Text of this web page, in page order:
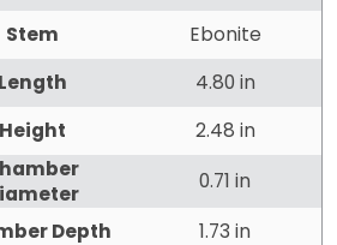
Stem
Ebonite
Length
4.80 in
Height
2.48 in
0.71 in
Depth
1.73 in